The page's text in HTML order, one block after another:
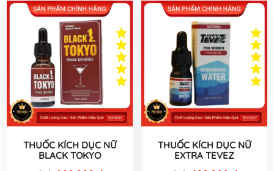
THUỐC KÍCH DỤC NỮ
BLACK TOKYO
THUỐC KÍCH DỤC NỮ
EXTRA TEVEZ